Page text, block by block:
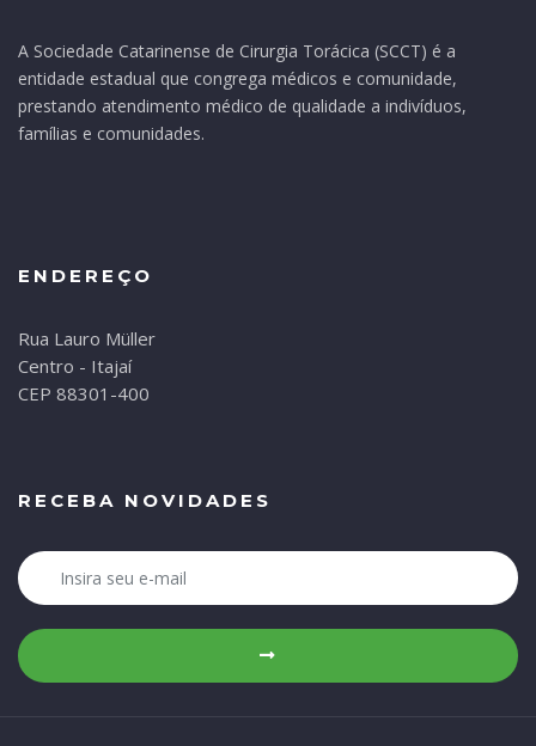
A Sociedade Catarinense de Cirurgia Torácica (SCCT) é a
entidade estadual que congrega médicos e comunidade,
prestando atendimento médico de qualidade a indivíduos,
famílias e comunidades.
ENDEREÇO
Rua Lauro Müller
Centro - Itajaí
CEP 88301-400
RECEBA NOVIDADES